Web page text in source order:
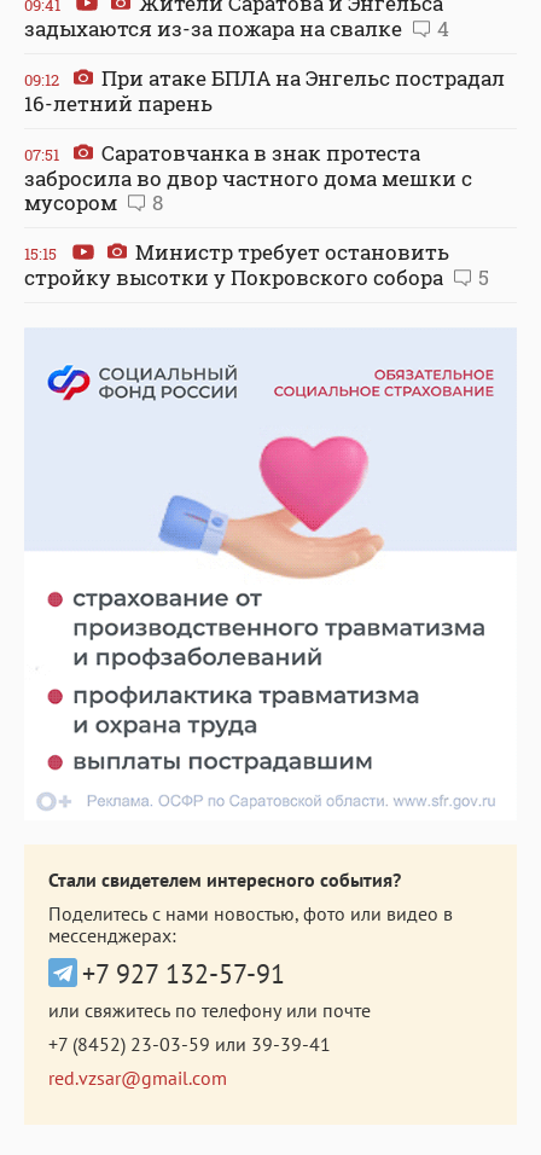
09:41
задыхаются из-за пожара на свалке
4
09:12
При атаке БПЛА на Энгельс пострадал
16-летний парень
07:51
Саратовчанка в знак протеста
забросила во двор частного дома мешки с
мусором
8
15:15
Министр требует остановить
стройку высотки у Покровского собора
5
Стали свидетелем интересного события?
Поделитесь с нами новостью, фото или видео в
мессенджерах:
+7 927 132-57-91
или свяжитесь по телефону или почте
+7 (8452) 23-03-59 или 39-39-41
red.vzsar@gmail.com